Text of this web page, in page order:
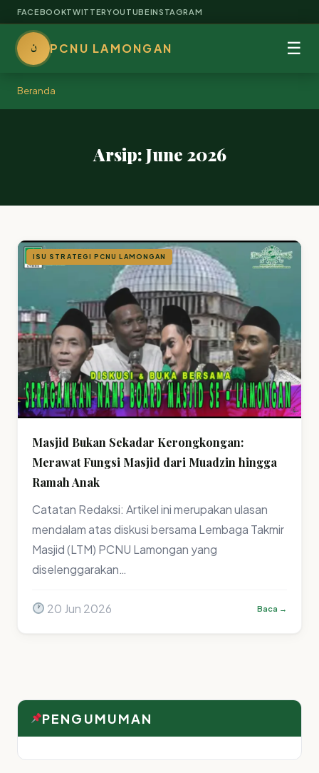
FACEBOOKTWITTERYOUTUBEINSTAGRAM
ن PCNU LAMONGAN ☰
Beranda
Arsip: June 2026
ISU STRATEGI PCNU LAMONGAN
Masjid Bukan Sekadar Kerongkongan:
Merawat Fungsi Masjid dari Muadzin hingga
Ramah Anak
Catatan Redaksi: Artikel ini merupakan ulasan
mendalam atas diskusi bersama Lembaga Takmir
Masjid (LTM) PCNU Lamongan yang
diselenggarakan…
20 Jun 2026 Baca →
PENGUMUMAN